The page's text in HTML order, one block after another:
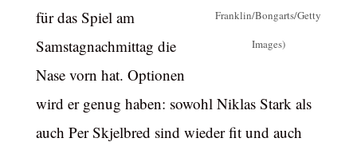
Franklin/Bongarts/Getty
Images)
für das Spiel am
Samstagnachmittag die
Nase vorn hat. Optionen
wird er genug haben: sowohl Niklas Stark als
auch Per Skjelbred sind wieder fit und auch